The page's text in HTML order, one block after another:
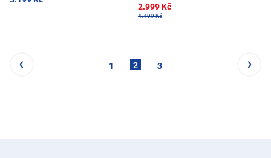
2.999 Kč
4.499 Kč
1 2 3